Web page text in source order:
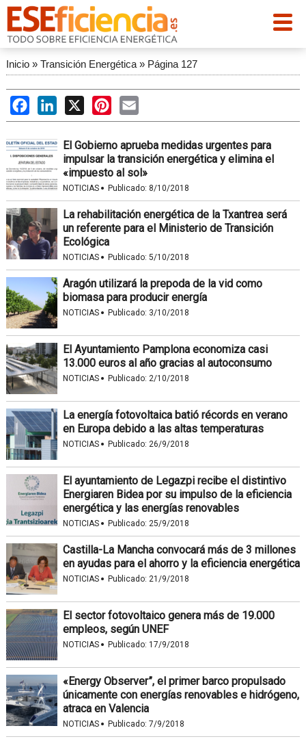
Inicio» Transición Energética» Página 127
FacebookLinkedIn
X PinterestEmail
El Gobierno aprueba medidas urgentes para
impulsar la transición energética y elimina el
«impuesto al sol»
NOTICIAS · Publicado: 8/10/2018
La rehabilitación energética de la Txantrea será
un referente para el Ministerio de Transición
Ecológica
NOTICIAS · Publicado: 5/10/2018
Aragón utilizará la prepoda de la vid como
biomasa para producir energía
NOTICIAS · Publicado: 3/10/2018
El Ayuntamiento Pamplona economiza casi
13.000 euros al año gracias al autoconsumo
NOTICIAS · Publicado: 2/10/2018
La energía fotovoltaica batió récords en verano
en Europa debido a las altas temperaturas
NOTICIAS · Publicado: 26/9/2018
El ayuntamiento de Legazpi recibe el distintivo
Energiaren Bidea por su impulso de la eficiencia
energética y las energías renovables
NOTICIAS · Publicado: 25/9/2018
Castilla-La Mancha convocará más de 3 millones
en ayudas para el ahorro y la eficiencia energética
NOTICIAS · Publicado: 21/9/2018
El sector fotovoltaico genera más de 19.000
empleos, según UNEF
NOTICIAS · Publicado: 17/9/2018
«Energy Observer”, el primer barco propulsado
únicamente con energías renovables e hidrógeno,
atraca en Valencia
NOTICIAS · Publicado: 7/9/2018